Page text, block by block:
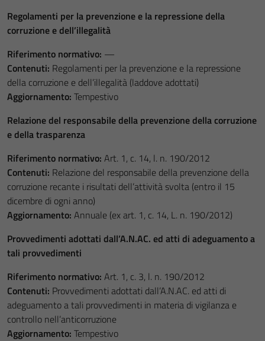
Regolamenti per la prevenzione e la repressione della
corruzione e dell’illegalità
Riferimento normativo: —
Contenuti: Regolamenti per la prevenzione e la repressione
della corruzione e dell’illegalità (laddove adottati)
Aggiornamento: Tempestivo
Relazione del responsabile della prevenzione della corruzione
e della trasparenza
Riferimento normativo: Art. 1, c. 14, l. n. 190/2012
Contenuti: Relazione del responsabile della prevenzione della
corruzione recante i risultati dell’attività svolta (entro il 15
dicembre di ogni anno)
Aggiornamento: Annuale (ex art. 1, c. 14, L. n. 190/2012)
Provvedimenti adottati dall’A.N.AC. ed atti di adeguamento a
tali provvedimenti
Riferimento normativo: Art. 1, c. 3, l. n. 190/2012
Contenuti: Provvedimenti adottati dall’A.N.AC. ed atti di
adeguamento a tali provvedimenti in materia di vigilanza e
controllo nell’anticorruzione
Aggiornamento: Tempestivo